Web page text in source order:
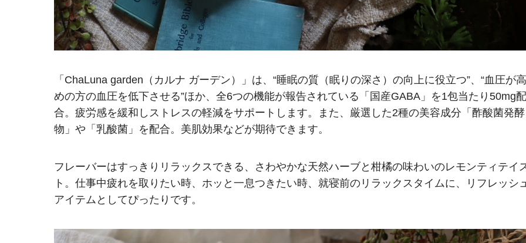
「ChaLuna garden（カルナ ガーデン）」は、“睡眠の質（眠りの深さ）の向上に役立つ”、“血圧が高
めの方の血圧を低下させる”ほか、全6つの機能が報告されている「国産GABA」を1包当たり50mg配
合。疲労感を緩和しストレスの軽減をサポートします。また、厳選した2種の美容成分「酢酸菌発酵
物」や「乳酸菌」を配合。美肌効果などが期待できます。
フレーバーはすっきりリラックスできる、さわやかな天然ハーブと柑橘の味わいのレモンティテイ
ト。仕事中疲れを取りたい時、ホッと一息つきたい時、就寝前のリラックスタイムに、リフレッシ
アイテムとしてぴったりです。